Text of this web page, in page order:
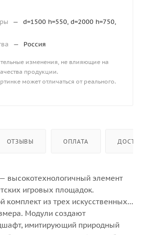
—
d=1500 h=550, d=2000 h=750,
— Россия
изменения, не влияющие на
продукции.
может отличаться от реального.
ОТЗЫВЫ ОПЛАТА
высокотехнологичный элемент
игровых площадок.
комплект из трех искусственных
Модули создают
имитирующий природный